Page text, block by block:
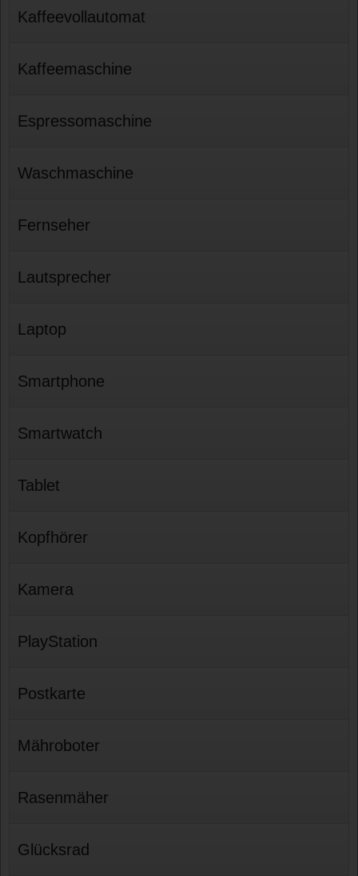
Kaffeevollautomat
Kaffeemaschine
Espressomaschine
Waschmaschine
Fernseher
Lautsprecher
Laptop
Smartphone
Smartwatch
Tablet
Kopfhörer
Kamera
PlayStation
Postkarte
Mähroboter
Rasenmäher
Glücksrad